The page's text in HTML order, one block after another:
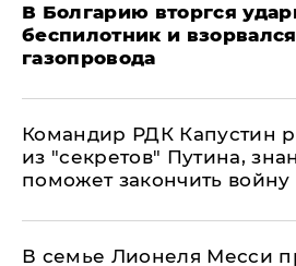
В Болгарию вторгся
беспилотник и
газопровода
Командир РДК Капустин
из "секретов" Путина,
поможет закончить войну
В семье Лионеля Месси